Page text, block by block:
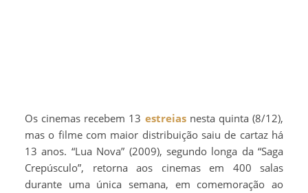
Os cinemas recebem 13 estreiasnesta quinta (8/12),
mas o filme com maior distribuição saiu de cartaz há
13 anos. “Lua Nova” (2009), segundo longa da “Saga
Crepúsculo”, retorna aos cinemas em 400 salas
durante uma única semana, em comemoração ao